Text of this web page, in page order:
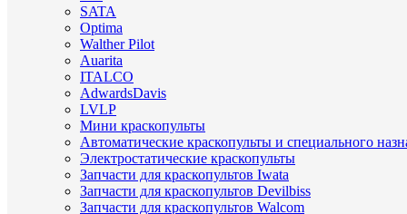
SATA
Optima
Walther Pilot
Auarita
ITALCO
AdwardsDavis
LVLP
Мини краскопульты
Автоматические краскопульты и специального
Электростатические краскопульты
Запчасти для краскопультов Iwata
Запчасти для краскопультов Devilbiss
Запчасти для краскопультов Walcom